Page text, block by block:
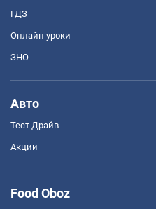
ГДЗ
Онлайн уроки
ЗНО
Авто
Тест Драйв
Акции
Food Oboz